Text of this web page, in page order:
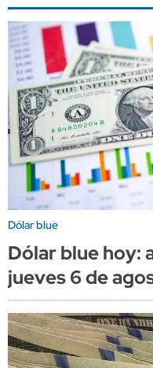
Dólar blue
Dólar blue hoy:
jueves 6 de